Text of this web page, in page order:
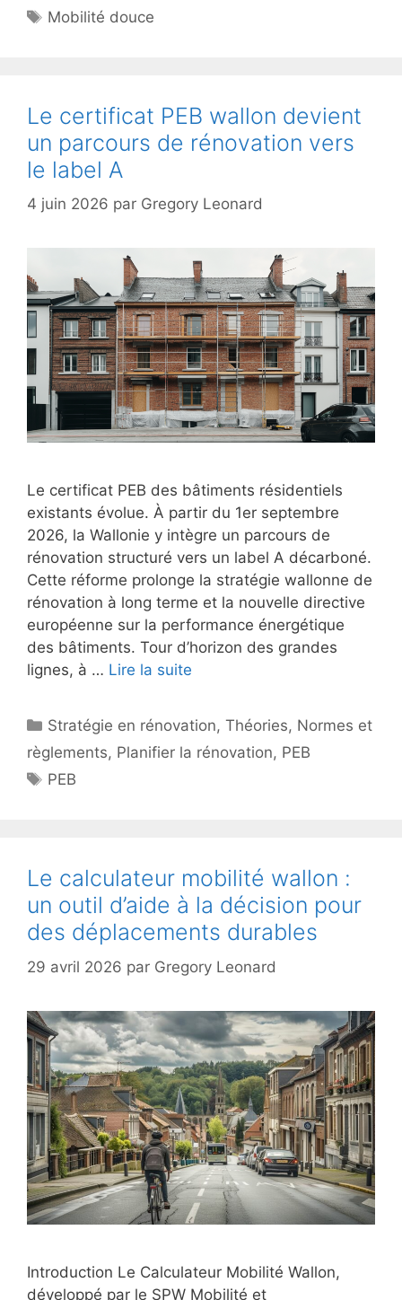
Étiquettes
Mobilité douce
Le certificat PEB wallon devient
un parcours de rénovation vers
le label A
4 juin 2026 par Gregory Leonard
Le certificat PEB des bâtiments résidentiels
existants évolue. À partir du 1er septembre
2026, la Wallonie y intègre un parcours de
rénovation structuré vers un label A décarboné.
Cette réforme prolonge la stratégie wallonne de
rénovation à long terme et la nouvelle directive
européenne sur la performance énergétique
des bâtiments. Tour d’horizon des grandes
lignes, à … Lire la suite
Catégories
Stratégie en rénovation,Théories, Normes et
règlements, Planifier la rénovation, PEB
Étiquettes
PEB
Le calculateur mobilité wallon :
un outil d’aide à la décision pour
des déplacements durables
29 avril 2026 par Gregory Leonard
Introduction Le Calculateur Mobilité Wallon,
développé par le SPW Mobilité et